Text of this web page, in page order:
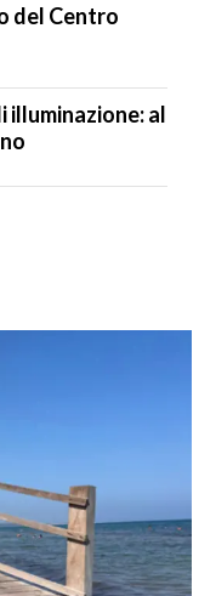
del Centro
illuminazione: al